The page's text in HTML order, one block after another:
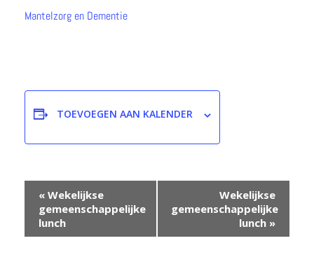
Mantelzorg en Dementie
TOEVOEGEN AAN KALENDER
Evenement
Navigatie
« Wekelijkse
gemeenschappelijke
lunch
Wekelijkse
gemeenschappelijke
lunch »